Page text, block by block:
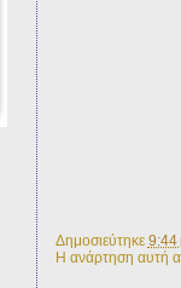
Δημοσιεύτηκε 9:44
Η ανάρτηση αυτή